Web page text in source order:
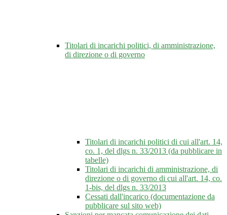
Titolari di incarichi politici, di amministrazione,
di direzione o di governo
Titolari di incarichi politici di cui all'art. 14,
co. 1, del dlgs n. 33/2013 (da pubblicare in
tabelle)
Titolari di incarichi di amministrazione, di
direzione o di governo di cui all'art. 14, co.
1-bis, del dlgs n. 33/2013
Cessati dall'incarico (documentazione da
pubblicare sul sito web)